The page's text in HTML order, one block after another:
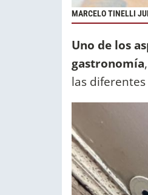
MARCELO TINELLI
Uno de los
gastronomía
las